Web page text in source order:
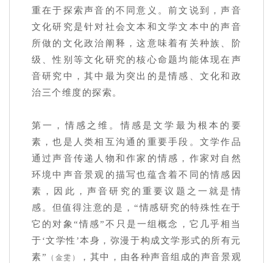
重在于探索声音的不同意义。前文说到，声音
文化研究是针对社会文本和文学文本中的声音
所做的文化政治阐释，这意味着有关种族、阶
级、性别等文化研究的核心命题均能体现在声
音研究中，其中最为突出的是情感、文化和政
治三个维度的探索。
第一，情感之维。情感是文学最为根本的要
素，也是人类相互沟通的重要手段。文学作品
通过声音传递人物和作家的情感，作家对自然
环境中声音景观的描写也蕴含着不同的情感因
素，因此，声音研究的重要议题之一就是情
感。但值得注意的是，“情感研究的特殊性在于
它的对象“情感”不只是一组概念，它几乎相当
于‘文学性’本身，弥漫于构成文学形式的所有元
素”
（金雯）
，其中，由各种声音组成的声音景观